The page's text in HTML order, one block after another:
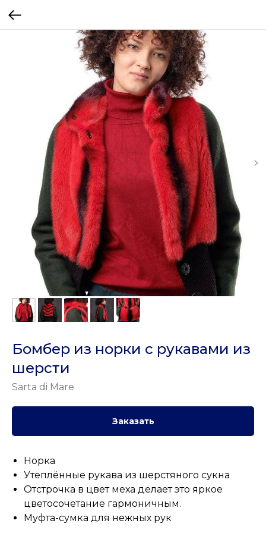
Бомбер из норки с рукавами из
шерсти
Sarta di Mare
Заказать
Норка
Утеплённые рукава из шерстяного сукна
Отстрочка в цвет меха делает это яркое
цветосочетание гармоничным.
Муфта-сумка для нежных рук